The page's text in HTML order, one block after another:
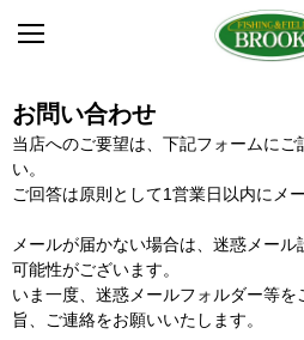
お問い合わせ
当店へのご要望は、下記フォームにご
い。
ご回答は原則として1営業日以内にメ
メールが届かない場合は、迷惑メー
可能性がございます。
いま一度、迷惑メールフォルダー等
旨、ご連絡をお願いいたします。